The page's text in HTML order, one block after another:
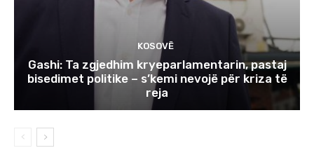
KOSOVË
Gashi: Ta zgjedhim kryeparlamentarin, pastaj
bisedimet politike – s’kemi nevojë për kriza të
reja